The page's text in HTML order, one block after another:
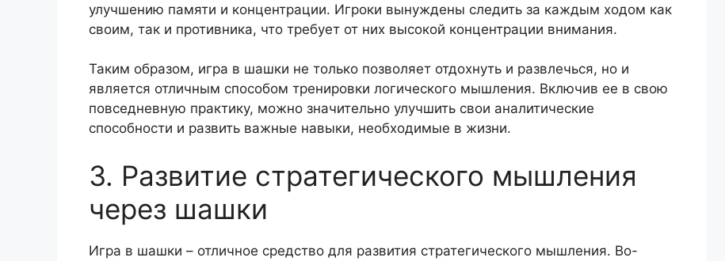
улучшению памяти и концентрации. Игроки вынуждены следить за каждым ходом как
своим, так и противника, что требует от них высокой концентрации внимания.
Таким образом, игра в шашки не только позволяет отдохнуть и развлечься, но и
является отличным способом тренировки логического мышления. Включив ее в свою
повседневную практику, можно значительно улучшить свои аналитические
способности и развить важные навыки, необходимые в жизни.
3. Развитие стратегического мышления
через шашки
Игра в шашки – отличное средство для развития стратегического мышления. Во-